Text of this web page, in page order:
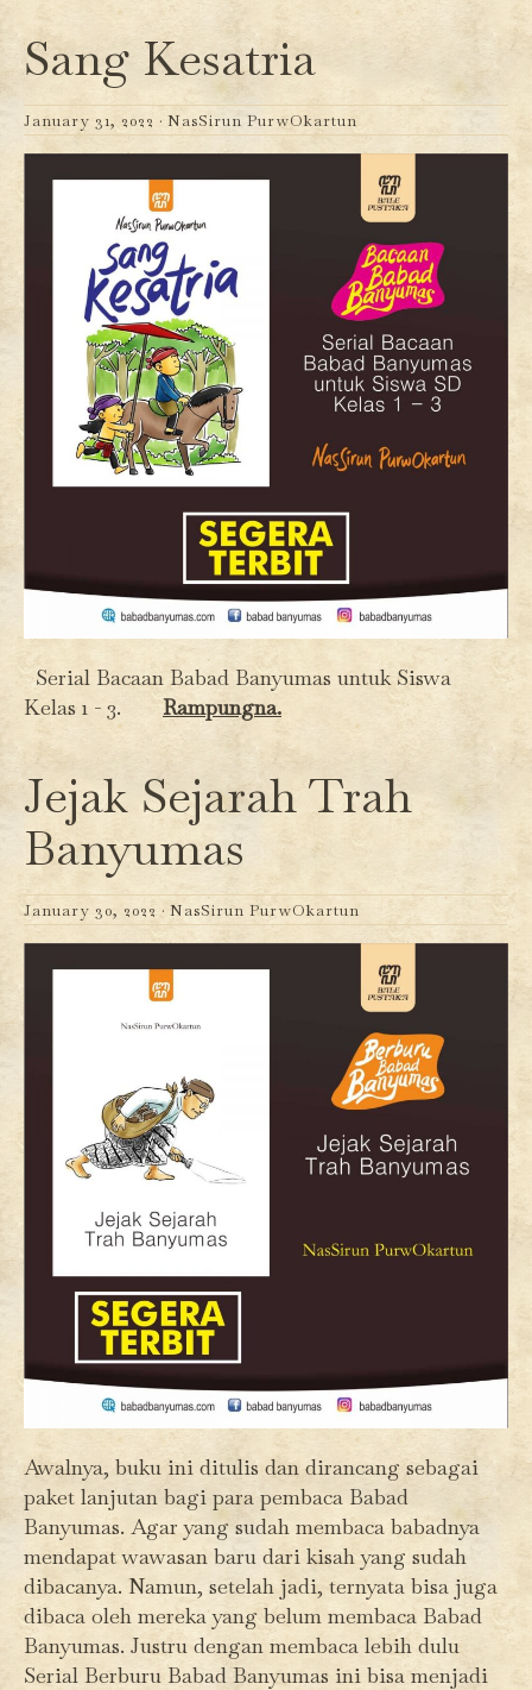
Sang Kesatria
January 31, 2022 · NasSirun PurwOkartun
Serial Bacaan Babad Banyumas untuk Siswa
Kelas 1 - 3.Rampungna.
Jejak Sejarah Trah
Banyumas
January 30, 2022 · NasSirun PurwOkartun
Awalnya, buku ini ditulis dan dirancang sebagai
paket lanjutan bagi para pembaca Babad
Banyumas. Agar yang sudah membaca babadnya
mendapat wawasan baru dari kisah yang sudah
dibacanya. Namun, setelah jadi, ternyata bisa juga
dibaca oleh mereka yang belum membaca Babad
Banyumas. Justru dengan membaca lebih dulu
Serial Berburu Babad Banyumas ini bisa menjadi